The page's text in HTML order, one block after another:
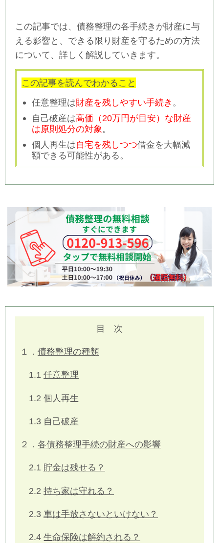
この記事では、債務整理の各手続きが財産に与
える影響と、できる限り財産を守るための方法
について、詳しく解説していきます。
この記事を読んでわかること
任意整理は財産を残しやすい手続き 。
自己破産は高価（20万円が目安）な財産
は原則処分の対象 。
個人再生は自宅を残しつつ借金を大幅減
額できる可能性がある。
目 次
１． 債務整理の種類
1.1 任意整理
1.2 個人再生
1.3 自己破産
２． 各債務整理手続の財産への影響
2.1 貯金は残せる？
2.2 持ち家は守れる？
2.3 車は手放さないといけない？
2.4 生命保険は解約される？